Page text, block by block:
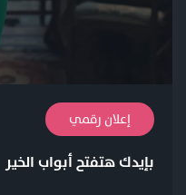
إعلان رقمي
بإيدك هتفتح أبواب الخير